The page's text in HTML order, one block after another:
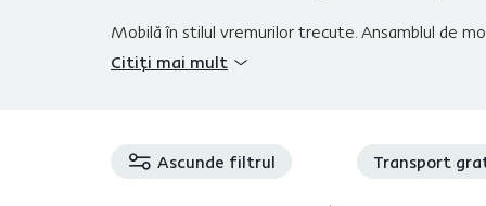
Mobilă în stilul vremurilor trecute. Ansamblul de
camera şi îi adaugă eleganţă. Vitrine, comode,
Citiți mai mult
Ascunde filtrul Transport